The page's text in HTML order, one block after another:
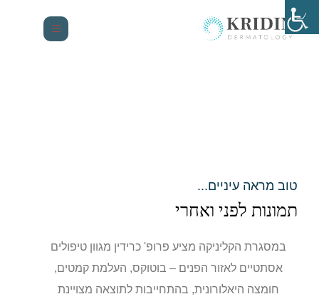
טוב מראה עיניים...
תמונות לפני ואחרי
במסגרת הקליניקה מציע פרופ' כרידין מגוון טיפולים
אסתטיים לאזור הפנים – בוטוקס, העלמת קמטים,
חומצה היאלורונית, בהתחייבות לתוצאה מצויינת